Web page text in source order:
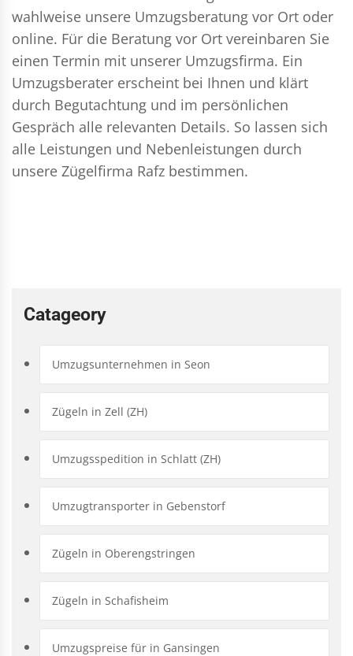
wahlweise unsere Umzugsberatung vor Ort oder
online. Für die Beratung vor Ort vereinbaren Sie
einen Termin mit unserer Umzugsfirma. Ein
Umzugsberater erscheint bei Ihnen und klärt
durch Begutachtung und im persönlichen
Gespräch alle relevanten Details. So lassen sich
alle Leistungen und Nebenleistungen durch
unsere Zügelfirma Rafz bestimmen.
Catageory
Umzugsunternehmen in Seon
Zügeln in Zell (ZH)
Umzugsspedition in Schlatt (ZH)
Umzugtransporter in Gebenstorf
Zügeln in Oberengstringen
Zügeln in Schafisheim
Umzugspreise für in Gansingen